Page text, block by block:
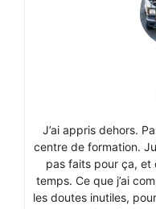
J’ai appris dehors.
centre de formation.
pas faits pour ça, et
temps. Ce que j’ai
les doutes inutiles,